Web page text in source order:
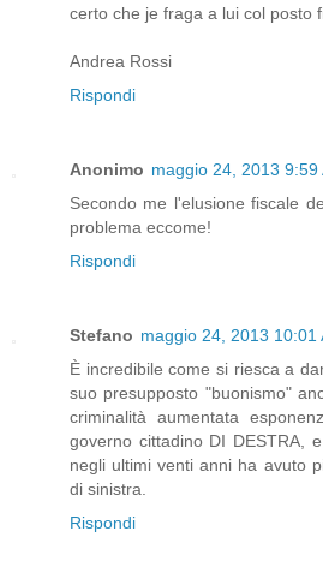
certo che je fraga a lui col posto
Andrea Rossi
Rispondi
Anonimo maggio 24, 2013 9:59
Secondo me l'elusione fiscale
problema eccome!
Rispondi
Stefano maggio 24, 2013 10:01
È incredibile come si riesca a
suo presupposto "buonismo"
criminalità aumentata
governo cittadino DI DESTRA,
negli ultimi venti anni ha avuto
di sinistra.
Rispondi